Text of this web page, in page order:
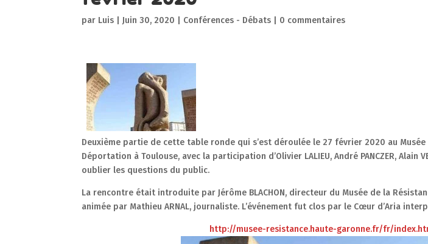
par Luis Juin 30, 2020 Conférences - Débats 0 commentaires
Deuxième partie de cette table ronde qui s’est déroulée le 27 février 2020 au
Déportation à Toulouse, avec la participation d’Olivier LALIEU, André PANCZER, Alain
oublier les questions du public.
La rencontre était introduite par Jérôme BLACHON, directeur du Musée de la
animée par Mathieu ARNAL, journaliste. L’événement fut clos par le Cœur d’Aria
http://musee-resistance.haute-garonne.fr/fr/